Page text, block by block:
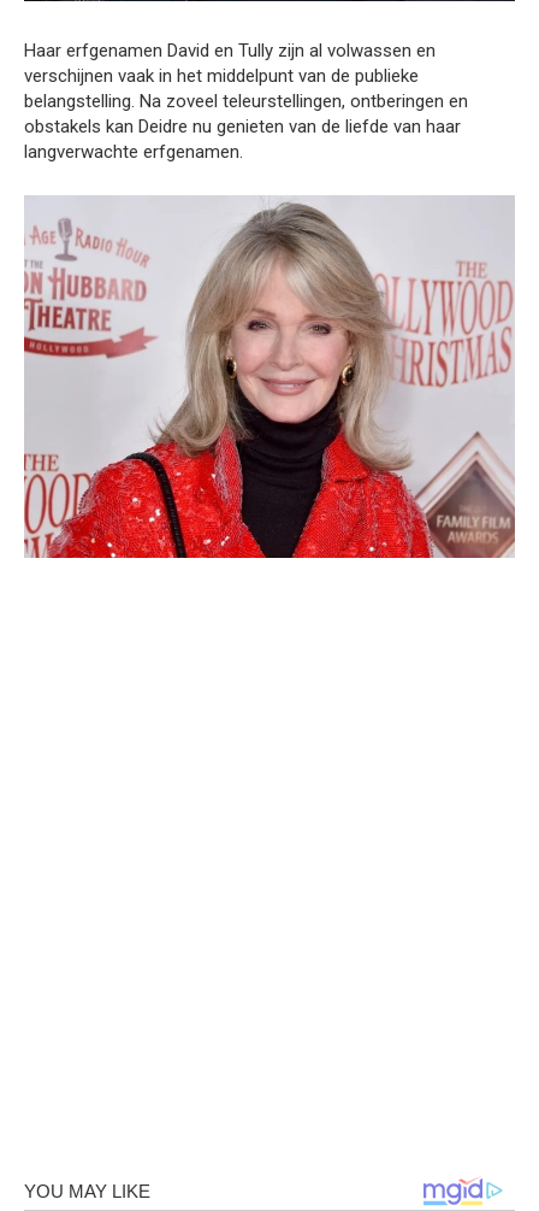
Haar erfgenamen David en Tully zijn al volwassen en
verschijnen vaak in het middelpunt van de publieke
belangstelling. Na zoveel teleurstellingen, ontberingen en
obstakels kan Deidre nu genieten van de liefde van haar
langverwachte erfgenamen.